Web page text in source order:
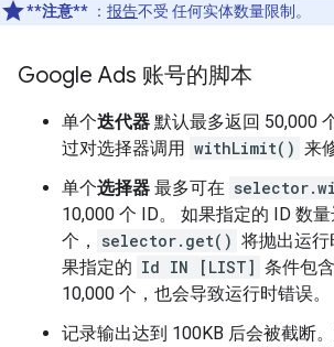
**注意** ： 报告不受 任何实体数量限制。
Google Ads 账号的脚本
单个迭代器 默认最多返回 50,000
过对选择器调用 withLimit() 来
单个选择器 最多可在
10,000 个 ID。 如果指定的 ID 数
个，
selector.get() 将抛出运
果指定的 Id IN [LIST] 条件包
10,000 个，也会导致运行时错误。
记录输出达到 100KB 后会被截断